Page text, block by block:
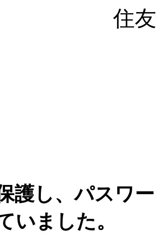
住
護し、パスワ
いました。